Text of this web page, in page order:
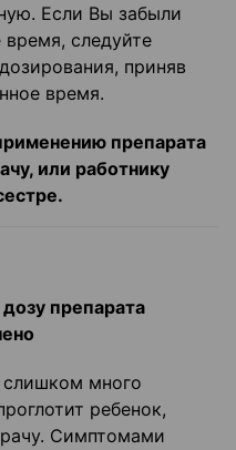
Если Вы забыли
следуйте
приняв
время.
препарата
или работнику
препарата
много
ребенок,
Симптомами